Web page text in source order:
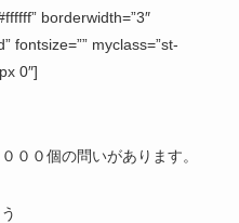
borderwidth=”3″
fontsize=”” myclass=”st-
0″]
００個の問いがあります。